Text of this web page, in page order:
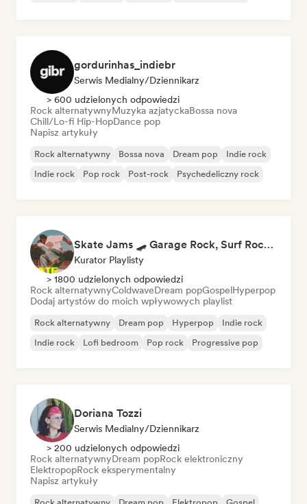
gordurinhas_indiebr
Serwis Medialny/Dziennikarz
> 600 udzielonych odpowiedzi
Rock alternatywnyMuzyka azjatyckaBossa nova
Chill/Lo-fi Hip-HopDance pop
Napisz artykuły
Rock alternatywny Bossa nova Dream pop
Indie rock
Indie rock
Pop rock Post-rock Psychedeliczny rock
Skate Jams 🛹 Garage Rock, Surf Rock & Neo-Psych
Kurator Playlisty
> 1800 udzielonych odpowiedzi
Rock alternatywnyColdwaveDream popGospelHyperpop
Dodaj artystów do moich wpływowych playlist
Rock alternatywny Dream pop Hyperpop
Indie rock
Indie rock
Lofi bedroom Pop rock Progressive pop
Doriana Tozzi
Serwis Medialny/Dziennikarz
> 200 udzielonych odpowiedzi
Rock alternatywnyDream popRock elektroniczny
ElektropopRock eksperymentalny
Napisz artykuły